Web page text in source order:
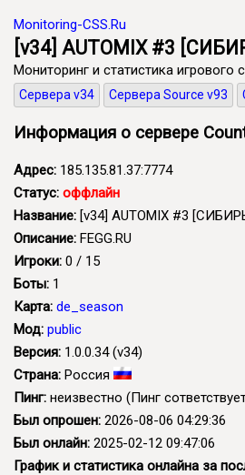
Monitoring-CSS.Ru
[v34] AUTOMIX #3
Мониторинг и статистика игрового
Сервера v34 Сервера Source v93
Информация о сервере
Адрес: 185.135.81.37:7774
Статус: оффлайн
Название: [v34] AUTOMIX #3
Описание: FEGG.RU
Игроки: 0 / 15
Боты: 1
Карта: de_season
Мод: public
Версия: 1.0.0.34 (v34)
Страна: Россия
Пинг: неизвестно (Пинг
Был опрошен: 2026-08-06 04:29:36
Был онлайн: 2025-02-12 09:47:06
График и статистика онлайна за